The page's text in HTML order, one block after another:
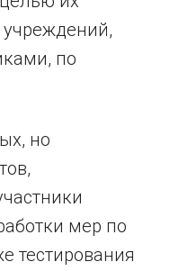
по
но
мер по
тестирования